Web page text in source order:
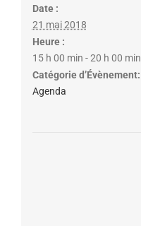
Date :
21 mai 2018
Heure :
15 h 00 min - 20 h 00 min
Catégorie d’Évènement:
Agenda